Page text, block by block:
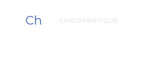
Ch CHIROPRATIQUE